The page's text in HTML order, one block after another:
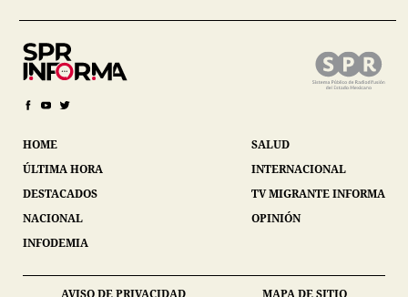
HOME
ÚLTIMA HORA
DESTACADOS
NACIONAL
INFODEMIA
SALUD
INTERNACIONAL
TV MIGRANTE INFORMA
OPINIÓN
AVISO DE PRIVACIDAD MAPA DE SITIO